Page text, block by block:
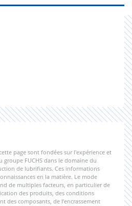
page sont fondées sur l'expérience et
groupe FUCHS dans le domaine du
de lubrifiants. Ces informations
en la matière. Le mode
de multiples facteurs, en particulier de
des produits, des conditions
des composants, de l’encrassement